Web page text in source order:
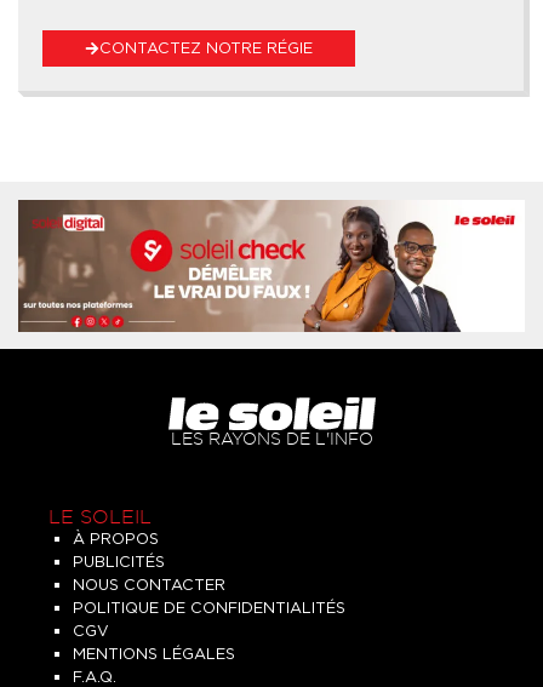
CONTACTEZ NOTRE RÉGIE
LES RAYONS DE L'INFO
LE SOLEIL
À PROPOS
PUBLICITÉS
NOUS CONTACTER
POLITIQUE DE CONFIDENTIALITÉS
CGV
MENTIONS LÉGALES
F.A.Q.